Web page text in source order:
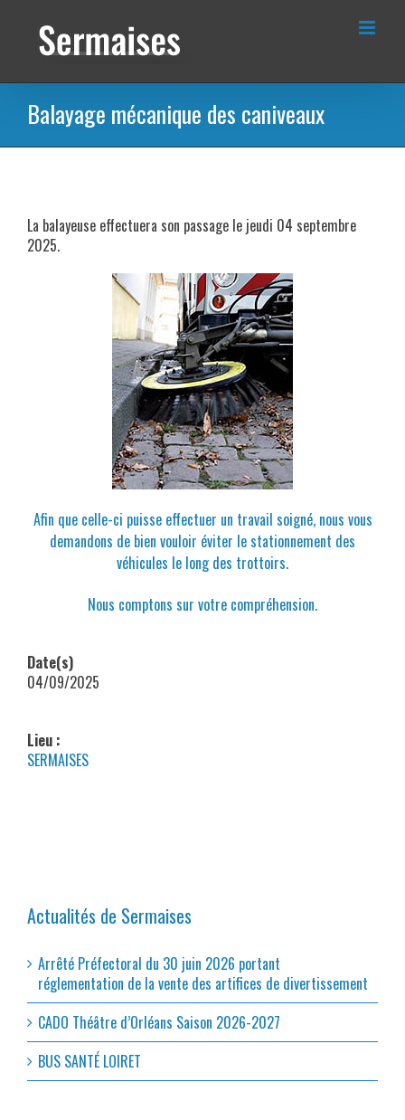
contenu
Balayage mécanique des caniveaux
La balayeuse effectuera son passage le jeudi 04 septembre
2025.
Afin que celle-ci puisse effectuer un travail soigné, nous vous
demandons de bien vouloir éviter le stationnement des
véhicules le long des trottoirs.
Nous comptons sur votre compréhension.
Date(s)
04/09/2025
Lieu :
SERMAISES
Actualités de Sermaises
Arrêté Préfectoral du 30 juin 2026 portant
réglementation de la vente des artifices de divertissement
CADO Théâtre d’Orléans Saison 2026-2027
BUS SANTÉ LOIRET